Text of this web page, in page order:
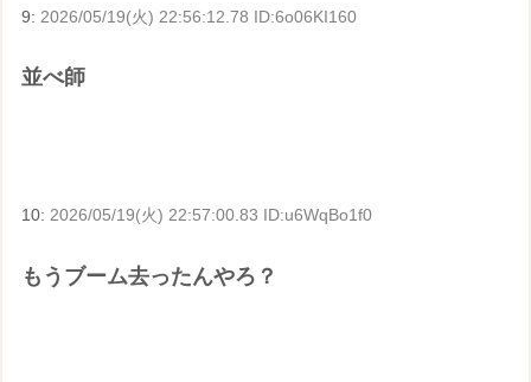
9: 2026/05/19(火) 22:56:12.78 ID:6o06KI160
並べ師
10:2026/05/19(火) 22:57:00.83 ID:u6WqBo1f0
もうブーム去ったんやろ？